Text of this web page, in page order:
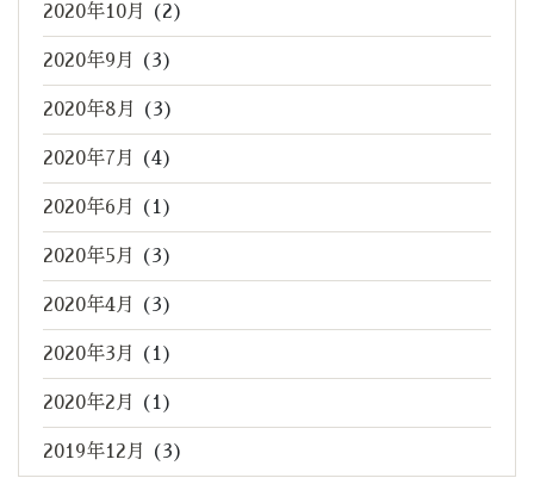
2020年10月 (2)
2020年9月 (3)
2020年8月 (3)
2020年7月 (4)
2020年6月 (1)
2020年5月 (3)
2020年4月 (3)
2020年3月 (1)
2020年2月 (1)
2019年12月 (3)